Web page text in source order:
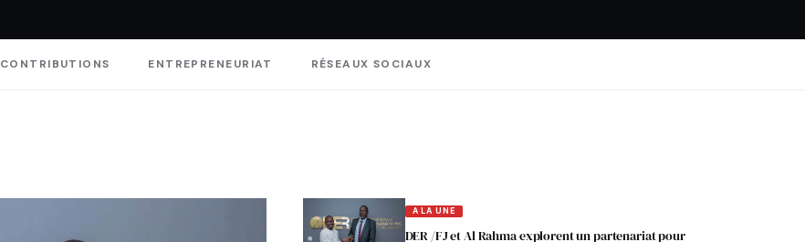
CONTRIBUTIONS ENTREPRENEURIAT RÉSEAUX SOCIAUX
A LA UNE
DER /FJ et Al Rahma explorent un partenariat pour